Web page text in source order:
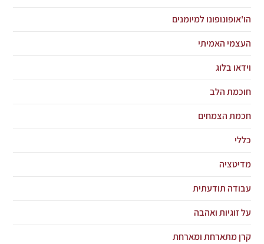
הו'אופונופונו למיומנים
העצמי האמיתי
וידאו בלוג
חוכמת הלב
חכמת הצמחים
כללי
מדיטציה
עבודה תודעתית
על זוגיות ואהבה
קרן מתארחת ומארחת